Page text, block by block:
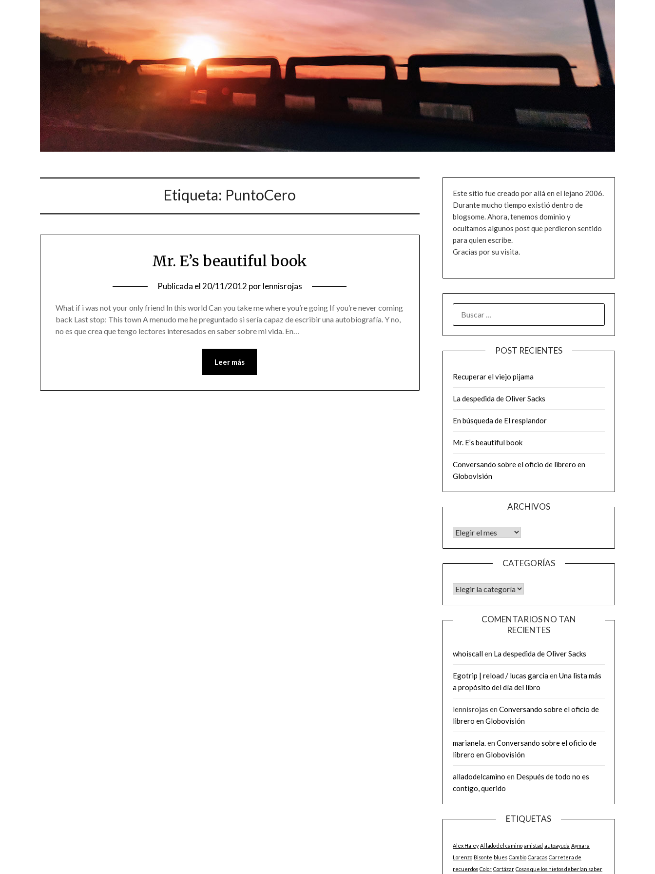
Etiqueta: PuntoCero
Mr. E’s beautiful book
Publicada el 20/11/2012 porlennisrojas
What if i was not your only friend In this world Can you take me where you’re going If you’re never coming
back Last stop: This town A menudo me he preguntado si sería capaz de escribir una autobiografía. Y no,
no es que crea que tengo lectores interesados en saber sobre mi vida. En…
Leer más
Este sitio fue creado por allá en el lejano 2006.
Durante mucho tiempo existió dentro de
blogsome. Ahora, tenemos dominio y
ocultamos algunos post que perdieron sentido
para quien escribe.
Gracias por su visita.
POST RECIENTES
Recuperar el viejo pijama
La despedida de Oliver Sacks
En búsqueda de El resplandor
Mr. E’s beautiful book
Conversando sobre el oficio de librero en
Globovisión
ARCHIVOS
Archivos
CATEGORÍAS
CATEGORÍAS
COMENTARIOS NO TAN
RECIENTES
whoiscallen La despedida de Oliver Sacks
Egotrip | reload / lucas garciaen Una lista más
a propósito del día del libro
lennisrojas en Conversando sobre el oficio de
librero en Globovisión
marianela.en Conversando sobre el oficio de
librero en Globovisión
alladodelcamino en Después de todo no es
contigo, querido
ETIQUETAS
Alex Haley Al lado del camino amistad autoayuda Aymara
Lorenzo Bisonte blues Cambio Caracas Carretera de
recuerdos Color Cortázar Cosas que los nietos deberían saber